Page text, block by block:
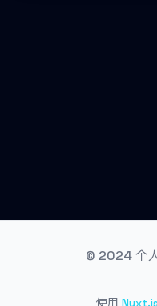
© 2024 个
使用 Nuxt.js